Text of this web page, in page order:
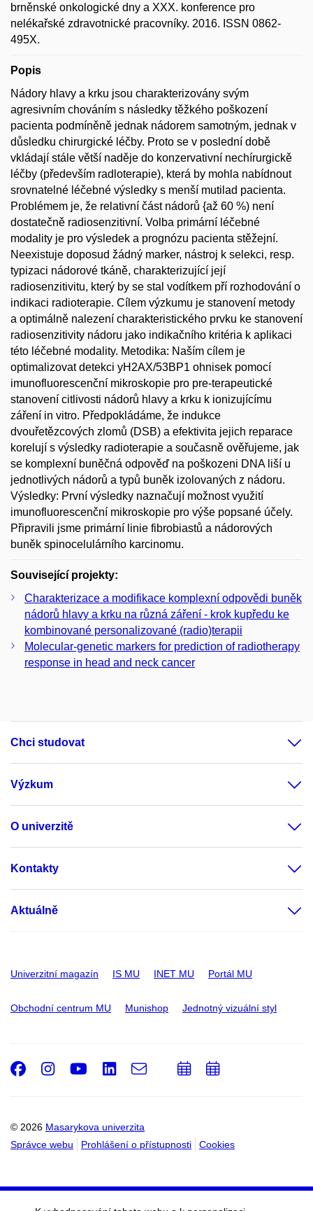
brněnské onkologické dny a XXX. konference pro
nelékařské zdravotnické pracovníky. 2016. ISSN 0862-
495X.
Popis
Nádory hlavy a krku jsou charakterizovány svým
agresivním chováním s následky těžkého poškození
pacienta podmíněně jednak nádorem samotným, jednak v
důsledku chirurgické léčby. Proto se v poslední době
vkládají stále větší naděje do konzervativní nechírurgickě
léčby (především radloterapie), která by mohla nabídnout
srovnatelné léčebné výsledky s menší mutilad pacienta.
Problémem je, že relativní část nádorů {až 60 %) není
dostatečně radiosenzitivní. Volba primární léčebné
modality je pro výsledek a prognózu pacienta stěžejní.
Neexistuje doposud žádný marker, nástroj k selekci, resp.
typizaci nádorové tkáně, charakterizující její
radiosenzitivitu, který by se stal vodítkem pří rozhodování o
indikaci radioterapie. Cílem výzkumu je stanovení metody
a optimálně nalezení charakteristického prvku ke stanovení
radiosenzitivity nádoru jako indikačního kritéria k aplikaci
této léčebné modality. Metodika: Naším cílem je
optimalizovat detekci yH2AX/53BP1 ohnisek pomocí
imunofluorescenční mikroskopie pro pre-terapeutické
stanovení citlivosti nádorů hlavy a krku k ionizujícímu
záření in vitro. Předpokládáme, že indukce
dvouřetězcových zlomů (DSB) a efektivita jejich reparace
korelují s výsledky radioterapie a současně ověřujeme, jak
se komplexní buněčná odpověď na poškozeni DNA liší u
jednotlivých nádorů a typů buněk izolovaných z nádoru.
Výsledky: První výsledky naznačují možnost využití
imunofluorescenční mikroskopie pro výše popsané účely.
Připravili jsme primární linie fibrobiastů a nádorových
buněk spinocelulárního karcinomu.
Související projekty:
Charakterizace a modifikace komplexní odpovědi buněk
nádorů hlavy a krku na různá záření - krok kupředu ke
kombinované personalizované (radio)terapii
Molecular-genetic markers for prediction of radiotherapy
response in head and neck cancer
Chci studovat
Výzkum
O univerzitě
Kontakty
Aktuálně
Univerzitní magazín IS MU INET MU Portál MU
Obchodní centrum MU Munishop Jednotný vizuální styl
© 2026 Masarykova univerzita
Správce webu
Prohlášení o přístupnosti Cookies
Facebook
Instagram
Youtube
LinkedIn
e-
Email
PřidatPřidat